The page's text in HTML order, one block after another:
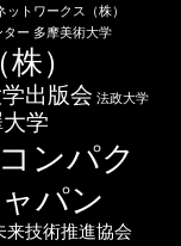
ットワークス（株）
ター 多摩美術大学
）
出版会 法政大学
学
ンパク
パン
来技術推進協会